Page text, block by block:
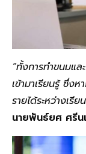
“ทั้งการทำขนมแล
เข้ามาเรียนรู้ ซึ่ง
รายได้ระหว่างเรี
นายพันธ์ยศ ศรี